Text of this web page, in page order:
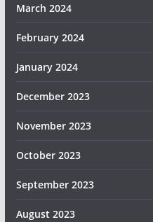
March 2024
February 2024
January 2024
December 2023
November 2023
October 2023
September 2023
August 2023